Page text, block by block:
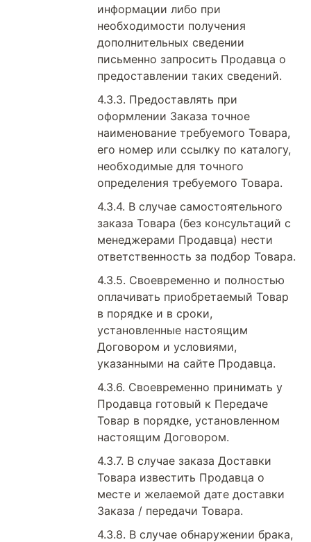
информации либо при
необходимости получения
дополнительных сведении
письменно запросить Продавца о
предоставлении таких сведений.
Предоставлять при
оформлении Заказа точное
наименование требуемого Товара,
его номер или ссылку по каталогу,
необходимые для точного
определения требуемого Товара.
В случае самостоятельного
заказа Товара (без консультаций с
менеджерами Продавца) нести
ответственность за подбор Товара.
Своевременно и полностью
оплачивать приобретаемый Товар
в порядке и в сроки,
установленные настоящим
Договором и условиями,
указанными на сайте Продавца.
Своевременно принимать у
Продавца готовый к Передаче
Товар в порядке, установленном
настоящим Договором.
В случае заказа Доставки
Товара известить Продавца о
месте и желаемой дате доставки
Заказа / передачи Товара.
В случае обнаружении брака,